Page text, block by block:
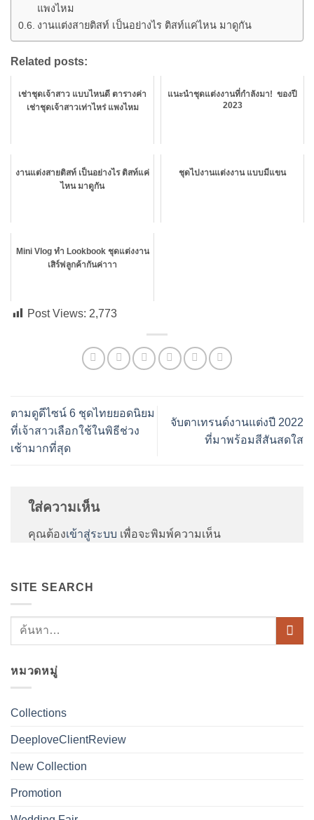
แพงไหม
งานแต่งสายติสท์ เป็นอย่างไร ติสท์แค่ไหน มาดูกัน
Related posts:
เช่าชุดเจ้าสาว แบบไหนดี ตารางค่า
เช่าชุดเจ้าสาวเท่าไหร่ แพงไหม
แนะนำชุดแต่งงานที่กำลังมา! ของปี
2023
งานแต่งสายติสท์ เป็นอย่างไร ติสท์แค่
ไหน มาดูกัน
ชุดไปงานแต่งงาน แบบมีแขน
Mini Vlog ทำ Lookbook ชุดแต่งงาน
เสิร์ฟลูกค้ากันค่าาา
Post Views: 2,773
ตามดูดีไซน์ 6 ชุดไทยยอดนิยม
ที่เจ้าสาวเลือกใช้ในพิธีช่วง
เช้ามากที่สุด
จับตาเทรนด์งานแต่งปี 2022
ที่มาพร้อมสีสันสดใส
ใส่ความเห็น
คุณต้องเข้าสู่ระบบ เพื่อจะพิมพ์ความเห็น
SITE SEARCH
หมวดหมู่
Collections
DeeploveClientReview
New Collection
Promotion